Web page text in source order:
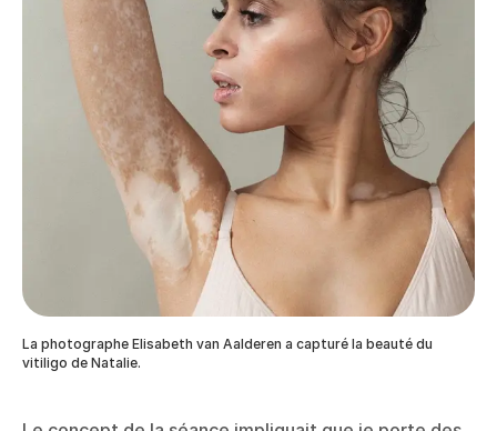
La photographe Elisabeth van Aalderen a capturé la beauté du
vitiligo de Natalie.